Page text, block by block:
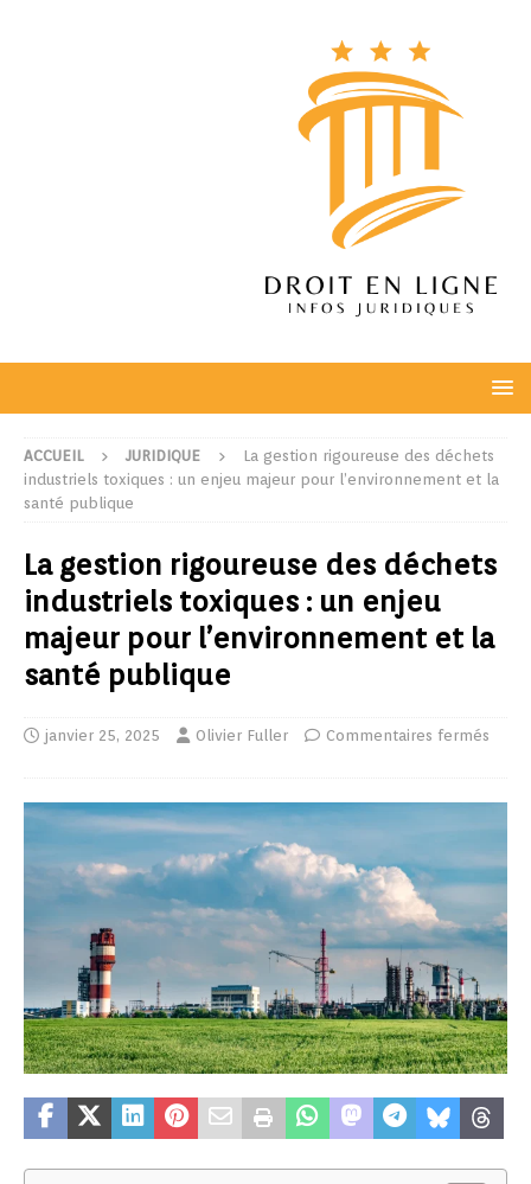
ACCUEIL JURIDIQUE
La gestion rigoureuse des déchets
industriels toxiques : un enjeu majeur pour l’environnement et la
santé publique
La gestion rigoureuse des déchets
industriels toxiques : un enjeu
majeur pour l’environnement et la
santé publique
janvier 25, 2025 Olivier Fuller Commentaires fermés